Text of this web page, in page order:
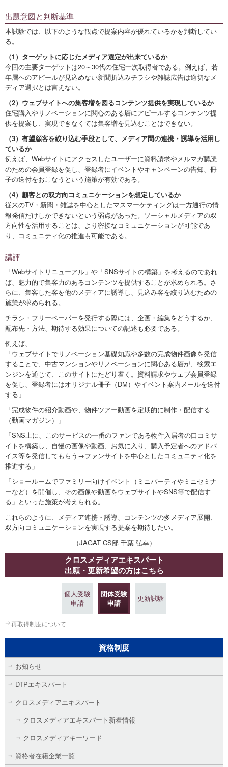
出題意図と判断基準
本試験では、以下のような観点で提案内容が優れているかを判断してい
る。
（1）ターゲットに応じたメディア選定が出来ているか
今回の主要ターゲットは20～30代の住宅一次取得者である。例えば、若
年層へのアピールが見込めない新聞折込みチラシや雑誌広告は適切なメ
ディア選択とは言えない。
（2）ウェブサイトへの集客増を図るコンテンツ提供を実現しているか
住宅購入やリノベーションに関心のある層にアピールするコンテンツ提
供を提案し、実現できなくては集客増を見込むことはできない。
（3）有望顧客を絞り込む手段として、メディア間の連携・誘導を活用し
ているか
例えば、Webサイトにアクセスしたユーザーに資料請求やメルマガ購読
のための会員登録を促し、登録者にイベントやキャンペーンの告知、冊
子の送付をおこなうという施策が有効である。
（4）顧客との双方向コミュニケーションを想定しているか
従来のTV・新聞・雑誌を中心としたマスマーケティングは一方通行の情
報発信だけしかできないという弱点があった。ソーシャルメディアの双
方向性を活用することは、より密接なコミュニケーションが可能であ
り、コミュニティ化の推進も可能である。
講評
「Webサイトリニューアル」や「SNSサイトの構築」を考えるのであれ
ば、魅力的で集客力のあるコンテンツを提供することが求められる。さ
らに、集客した客を他のメディアに誘導し、見込み客を絞り込むための
施策が求められる。
チラシ・フリーペーパーを発行する際には、企画・編集をどうするか、
配布先・方法、期待する効果についての記述も必要である。
例えば、
「ウェブサイトでリノベーション基礎知識や多数の完成物件画像を発信
することで、中古マンションやリノベーションに関心ある層が、検索エ
ンジンを通じて、このサイトにたどり着く。資料請求やウェブ会員登録
を促し、登録者にはオリジナル冊子（DM）やイベント案内メールを送付
する」
「完成物件の紹介動画や、物件ツアー動画を定期的に制作・配信する
（動画マガジン）」
「SNS上に、このサービスの一番のファンである物件入居者の口コミサ
イトを構築し、自慢の画像や動画、お気に入り、購入予定者へのアドバ
イス等を発信してもらう→ファンサイトを中心としたコミュニティ化を
推進する」
「ショールームでファミリー向けイベント（ミニパーティやミニセミナ
ーなど）を開催し、その画像や動画をウェブサイトやSNS等で配信す
る」といった施策が考えられる。
これらのように、メディア連携・誘導、コンテンツの多メディア展開、
双方向コミュニケーションを実現する提案を期待したい。
（JAGAT CS部 千葉 弘幸）
クロスメディアエキスパート
出願・更新希望の方はこちら
個人受験
申請
団体受験
申請
更新試験
再取得制度について
資格制度
お知らせ
DTPエキスパート
クロスメディアエキスパート
クロスメディアエキスパート新着情報
クロスメディアキーワード
資格者在籍企業一覧